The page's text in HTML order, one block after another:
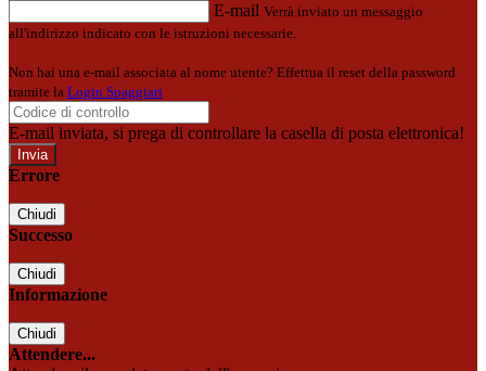
E-mail Verrà inviato un messaggio
all'indirizzo indicato con le istruzioni necessarie.
Non hai una e-mail associata al nome utente? Effettua il reset della password
tramite la Login Spaggiari
E-mail inviata, si prega di controllare la casella di posta elettronica!
Errore
Chiudi
Successo
Chiudi
Informazione
Chiudi
Attendere...